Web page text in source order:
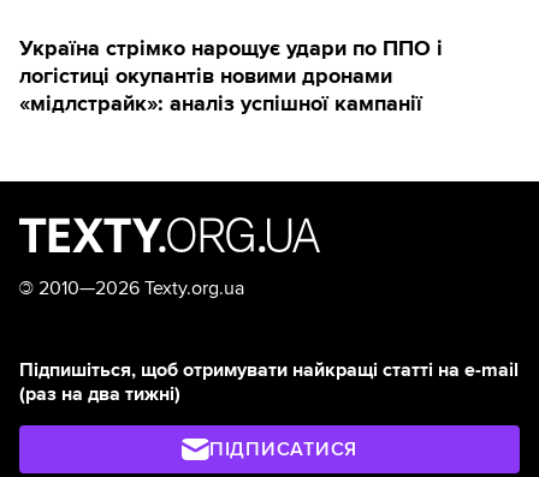
Україна стрімко нарощує удари по ППО і
логістиці окупантів новими дронами
«мідлстрайк»: аналіз успішної кампанії
© 2010—2026 Texty.org.ua
Підпишіться, щоб отримувати найкращі статті на e-mail
(раз на два тижні)
ПІДПИСАТИСЯ